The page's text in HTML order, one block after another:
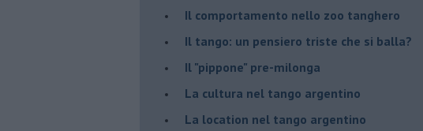
Il comportamento nello zoo tanghero
Il tango: un pensiero triste che si balla?
Il "pippone" pre-milonga
La cultura nel tango argentino
La location nel tango argentino